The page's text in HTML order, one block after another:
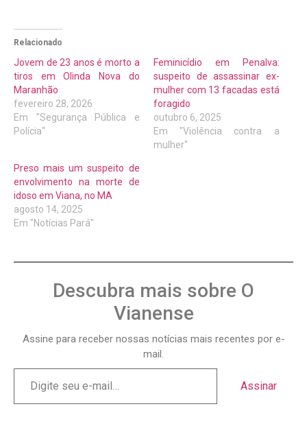
Relacionado
Jovem de 23 anos é morto a
tiros em Olinda Nova do
Maranhão
fevereiro 28, 2026
Em "Segurança Pública e
Polícia"
Feminicídio em Penalva:
suspeito de assassinar ex-
mulher com 13 facadas está
foragido
outubro 6, 2025
Em "Violência contra a
mulher"
Preso mais um suspeito de
envolvimento na morte de
idoso em Viana, no MA
agosto 14, 2025
Em "Notícias Pará"
Descubra mais sobre O
Vianense
Assine para receber nossas notícias mais recentes por e-
mail.
Assinar